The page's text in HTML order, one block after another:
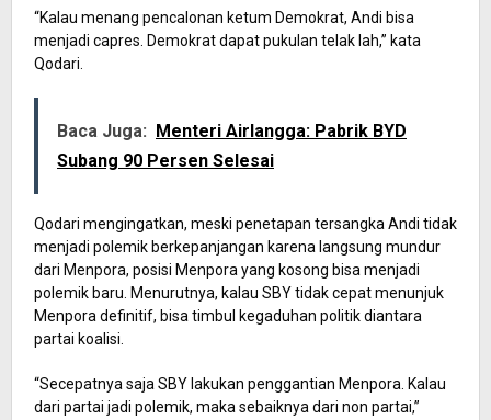
“Kalau menang pencalonan ketum Demokrat, Andi bisa
menjadi capres. Demokrat dapat pukulan telak lah,” kata
Qodari.
Baca Juga: Menteri Airlangga: Pabrik BYD
Subang 90 Persen Selesai
Qodari mengingatkan, meski penetapan tersangka Andi tidak
menjadi polemik berkepanjangan karena langsung mundur
dari Menpora, posisi Menpora yang kosong bisa menjadi
polemik baru. Menurutnya, kalau SBY tidak cepat menunjuk
Menpora definitif, bisa timbul kegaduhan politik diantara
partai koalisi.
“Secepatnya saja SBY lakukan penggantian Menpora. Kalau
dari partai jadi polemik, maka sebaiknya dari non partai,”